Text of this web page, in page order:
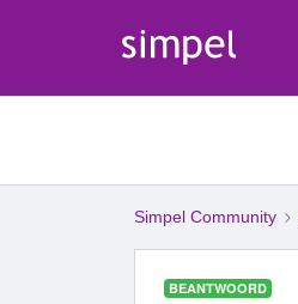
Simpel Community
BEANTWOORD